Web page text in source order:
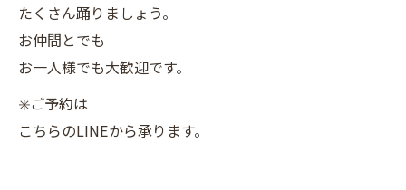
たくさん踊りましょう。
お仲間とでも
お一人様でも大歓迎です。
✳️ご予約は
こちらのLINEから承ります。